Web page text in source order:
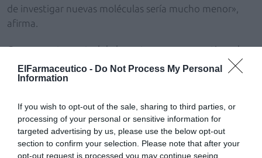
ElFarmaceutico - Do Not Process My Personal
Information
If you wish to opt-out of the sale, sharing to third parties, or
processing of your personal or sensitive information for
targeted advertising by us, please use the below opt-out
section to confirm your selection. Please note that after your
opt-out request is processed you may continue seeing
de investigar nuevas moléculas sería mucho menor»,
afirma.
Como evento central de los actos conmemorativos de
este aniversario, el miércoles 23 de noviembre a las
19:30 horas se celebrará en La Casa Encendida (Madrid)
España». Este evento destacará el lado más humano de
los medicamentos genéricos, que será evocado a los
asistentes a través de una experiencia inmersiva.